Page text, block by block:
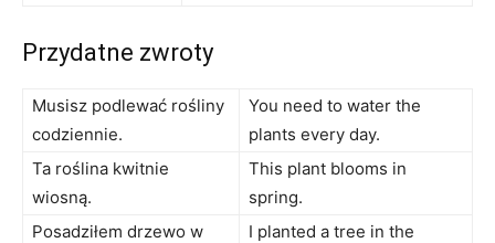
Przydatne zwroty
Musisz podlewać rośliny
codziennie.
You need to water the
plants every day.
Ta roślina kwitnie
wiosną.
This plant blooms in
spring.
Posadziłem drzewo w
I planted a tree in the